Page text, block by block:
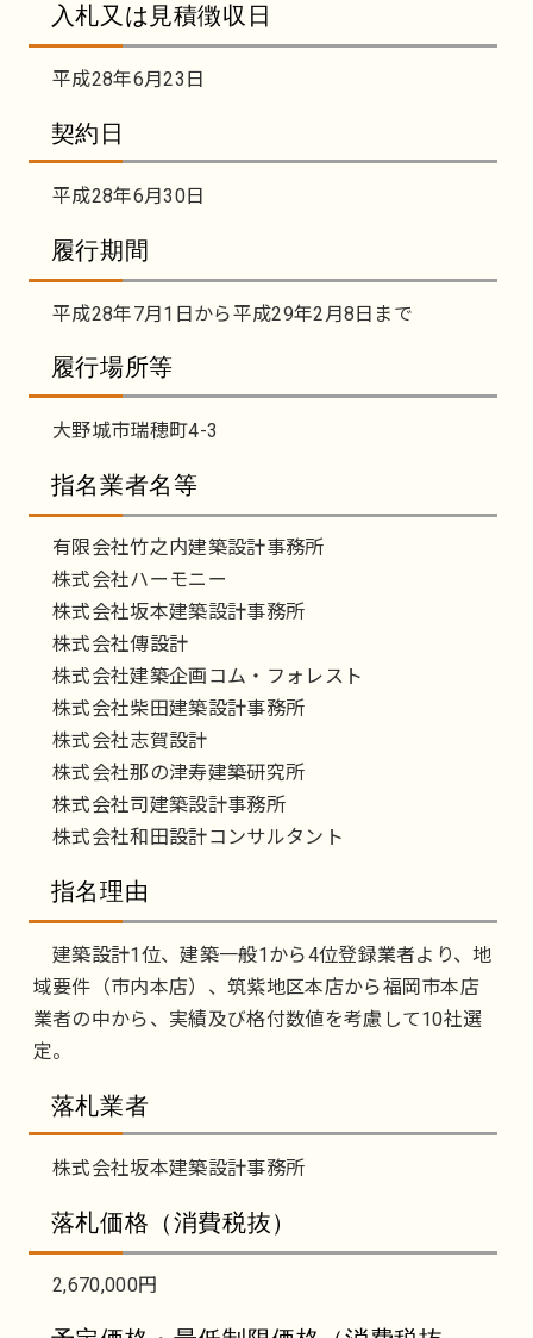
入札又は見積徴収日
平成28年6月23日
契約日
平成28年6月30日
履行期間
平成28年7月1日から平成29年2月8日まで
履行場所等
大野城市瑞穂町4-3
指名業者名等
有限会社竹之内建築設計事務所
株式会社ハーモニー
株式会社坂本建築設計事務所
株式会社傳設計
株式会社建築企画コム・フォレスト
株式会社柴田建築設計事務所
株式会社志賀設計
株式会社那の津寿建築研究所
株式会社司建築設計事務所
株式会社和田設計コンサルタント
指名理由
建築設計1位、建築一般1から4位登録業者より、地
域要件（市内本店）、筑紫地区本店から福岡市本店
業者の中から、実績及び格付数値を考慮して10社選
定。
落札業者
株式会社坂本建築設計事務所
落札価格（消費税抜）
2,670,000円